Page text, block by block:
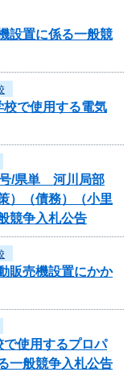
設置に係る一般競
で使用する電気
号/県単 河川局部
）（債務）（小里
競争入札公告
販売機設置にかか
使用するプロパ
一般競争入札公告